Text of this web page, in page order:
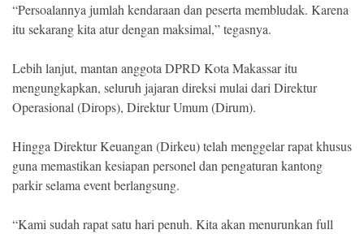
“Persoalannya jumlah kendaraan dan peserta membludak. Karena
itu sekarang kita atur dengan maksimal,” tegasnya.
Lebih lanjut, mantan anggota DPRD Kota Makassar itu
mengungkapkan, seluruh jajaran direksi mulai dari Direktur
Operasional (Dirops), Direktur Umum (Dirum).
Hingga Direktur Keuangan (Dirkeu) telah menggelar rapat khusus
guna memastikan kesiapan personel dan pengaturan kantong
parkir selama event berlangsung.
“Kami sudah rapat satu hari penuh. Kita akan menurunkan full